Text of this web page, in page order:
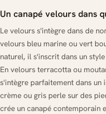
Un canapé velours dans
Le velours s'intègre dans de
velours bleu marine ou vert
naturel, il s'inscrit dans un
En velours terracotta ou
s'intègre parfaitement dans un
crème ou gris perle sur des
crée un canapé contemporain